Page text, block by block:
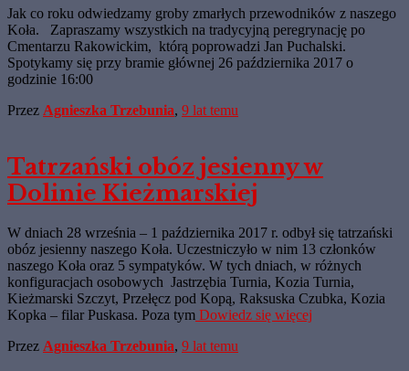
Jak co roku odwiedzamy groby zmarłych przewodników z naszego
Koła. Zapraszamy wszystkich na tradycyjną peregrynację po
Cmentarzu Rakowickim, którą poprowadzi Jan Puchalski.
Spotykamy się przy bramie głównej 26 października 2017 o
godzinie 16:00
Przez Agnieszka Trzebunia, 9 lat temu
Tatrzański obóz jesienny w
Dolinie Kieżmarskiej
W dniach 28 września – 1 października 2017 r. odbył się tatrzański
obóz jesienny naszego Koła. Uczestniczyło w nim 13 członków
naszego Koła oraz 5 sympatyków. W tych dniach, w różnych
konfiguracjach osobowych Jastrzębia Turnia, Kozia Turnia,
Kieżmarski Szczyt, Przełęcz pod Kopą, Raksuska Czubka, Kozia
Kopka – filar Puskasa. Poza tym Dowiedz się więcej
Przez Agnieszka Trzebunia, 9 lat temu